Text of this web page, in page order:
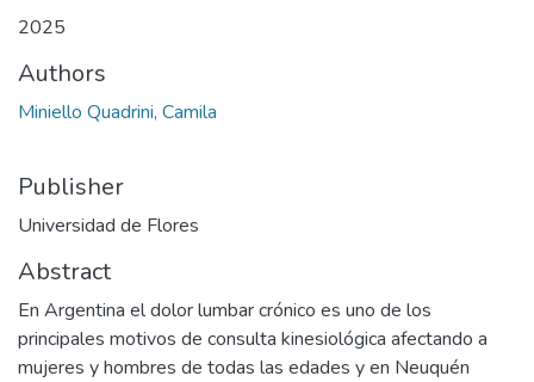
2025
Authors
Miniello Quadrini, Camila
Publisher
Universidad de Flores
Abstract
En Argentina el dolor lumbar crónico es uno de los
principales motivos de consulta kinesiológica afectando a
mujeres y hombres de todas las edades y en Neuquén